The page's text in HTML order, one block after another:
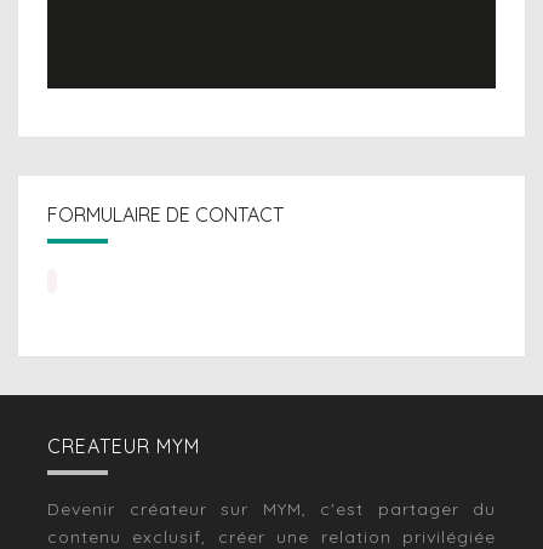
FORMULAIRE DE CONTACT
CREATEUR MYM
Devenir créateur sur MYM, c'est partager du
contenu exclusif, créer une relation privilégiée